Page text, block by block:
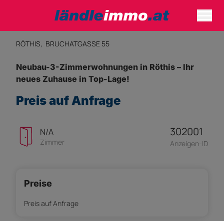
RÖTHIS, BRUCHATGASSE 55
Neubau-3-Zimmerwohnungen in Röthis – Ihr
neues Zuhause in Top-Lage!
Preis auf Anfrage
N/A
Zimmer
302001
Anzeigen-ID
Preise
Preis auf Anfrage